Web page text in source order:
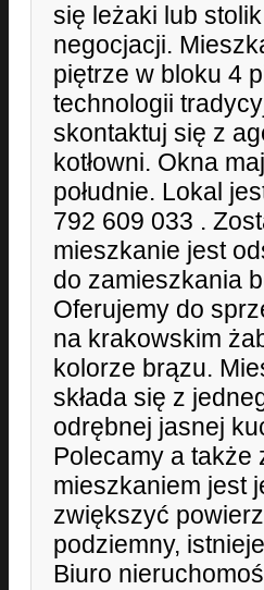
się leżaki lub
negocjacji.
piętrze w bloku 4
technologii
skontaktuj się z
kotłowni. Okna
południe. Lokal
792 609 033 .
mieszkanie jest
do zamieszkania
Oferujemy do
na krakowskim
kolorze brązu.
składa się z
odrębnej jasnej
Polecamy a także
mieszkaniem jest
zwiększyć
podziemny,
Biuro